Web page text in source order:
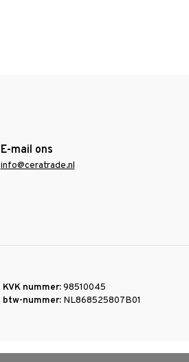
E-mail ons
info@ceratrade.nl
KVK nummer:98510045
btw-nummer: NL868525807B01